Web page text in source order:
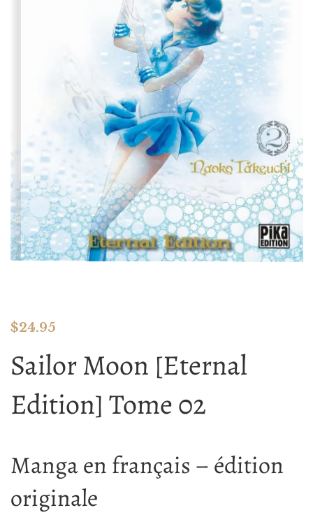
$24.95
Sailor Moon [Eternal
Edition] Tome 02
Manga en français – édition
originale